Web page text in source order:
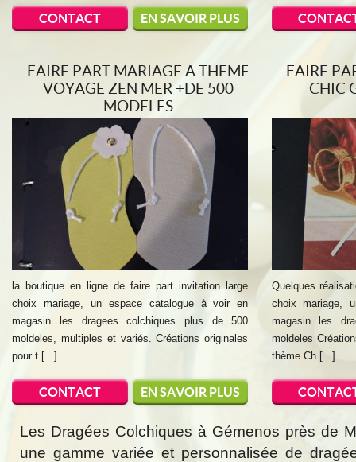
CONTACT EN SAVOIR PLUS
FAIRE PART MARIAGE A THEME
VOYAGE ZEN MER +DE 500
MODELES
la boutique en ligne de faire part invitation large
choix mariage, un espace catalogue à voir en
magasin les dragees colchiques plus de 500
moldeles, multiples et variés. Créations originales
pour t [...]
CONTACT EN SAVOIR PLUS
FAIRE
CHIC
Quelques
choix mariage,
magasin les
moldeles
thème Ch [...]
Les Dragées Colchiques à Gémenos près de
une gamme variée et personnalisée de